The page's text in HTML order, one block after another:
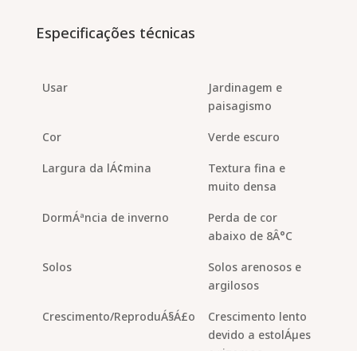
Especificações técnicas
Usar
Jardinagem e
paisagismo
Cor Verde escuro
Largura da lÁ¢mina
Textura fina e
muito densa
DormÁªncia de inverno
Perda de cor
abaixo de 8Â°C
Solos
Solos arenosos e
argilosos
Crescimento/ReproduÁ§Á£o
Crescimento lento
devido a estolÁµes